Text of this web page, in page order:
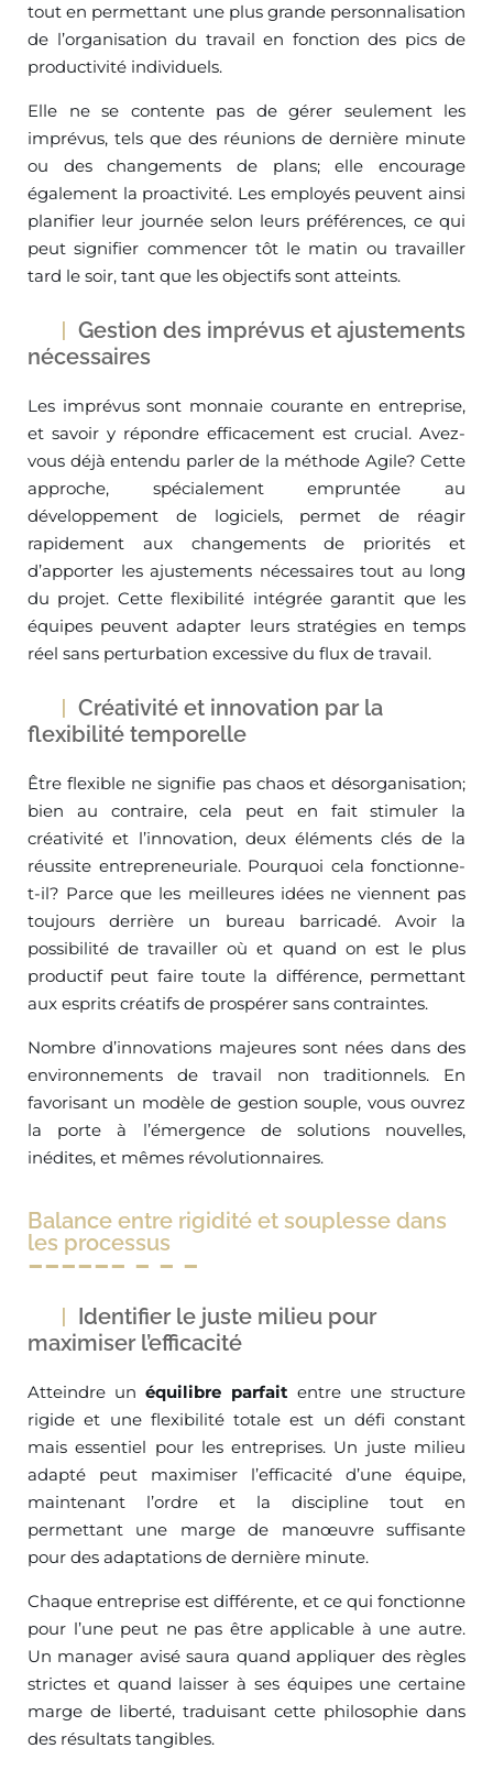
tout en permettant une plus grande personnalisation
de l’organisation du travail en fonction des pics de
productivité individuels.
Elle ne se contente pas de gérer seulement les
imprévus, tels que des réunions de dernière minute
ou des changements de plans; elle encourage
également la proactivité. Les employés peuvent ainsi
planifier leur journée selon leurs préférences, ce qui
peut signifier commencer tôt le matin ou travailler
tard le soir, tant que les objectifs sont atteints.
Gestion des imprévus et ajustements
nécessaires
Les imprévus sont monnaie courante en entreprise,
et savoir y répondre efficacement est crucial. Avez-
vous déjà entendu parler de la méthode Agile? Cette
approche, spécialement empruntée au
développement de logiciels, permet de réagir
rapidement aux changements de priorités et
d’apporter les ajustements nécessaires tout au long
du projet. Cette flexibilité intégrée garantit que les
équipes peuvent adapter leurs stratégies en temps
réel sans perturbation excessive du flux de travail.
Créativité et innovation par la
flexibilité temporelle
Être flexible ne signifie pas chaos et désorganisation;
bien au contraire, cela peut en fait stimuler la
créativité et l’innovation, deux éléments clés de la
réussite entrepreneuriale. Pourquoi cela fonctionne-
t-il? Parce que les meilleures idées ne viennent pas
toujours derrière un bureau barricadé. Avoir la
possibilité de travailler où et quand on est le plus
productif peut faire toute la différence, permettant
aux esprits créatifs de prospérer sans contraintes.
Nombre d’innovations majeures sont nées dans des
environnements de travail non traditionnels. En
favorisant un modèle de gestion souple, vous ouvrez
la porte à l’émergence de solutions nouvelles,
inédites, et mêmes révolutionnaires.
Balance entre rigidité et souplesse dans
les processus
Identifier le juste milieu pour
maximiser l’efficacité
Atteindre unéquilibre parfaitentre une structure
rigide et une flexibilité totale est un défi constant
mais essentiel pour les entreprises. Un juste milieu
adapté peut maximiser l’efficacité d’une équipe,
maintenant l’ordre et la discipline tout en
permettant une marge de manœuvre suffisante
pour des adaptations de dernière minute.
Chaque entreprise est différente, et ce qui fonctionne
pour l’une peut ne pas être applicable à une autre.
Un manager avisé saura quand appliquer des règles
strictes et quand laisser à ses équipes une certaine
marge de liberté, traduisant cette philosophie dans
des résultats tangibles.